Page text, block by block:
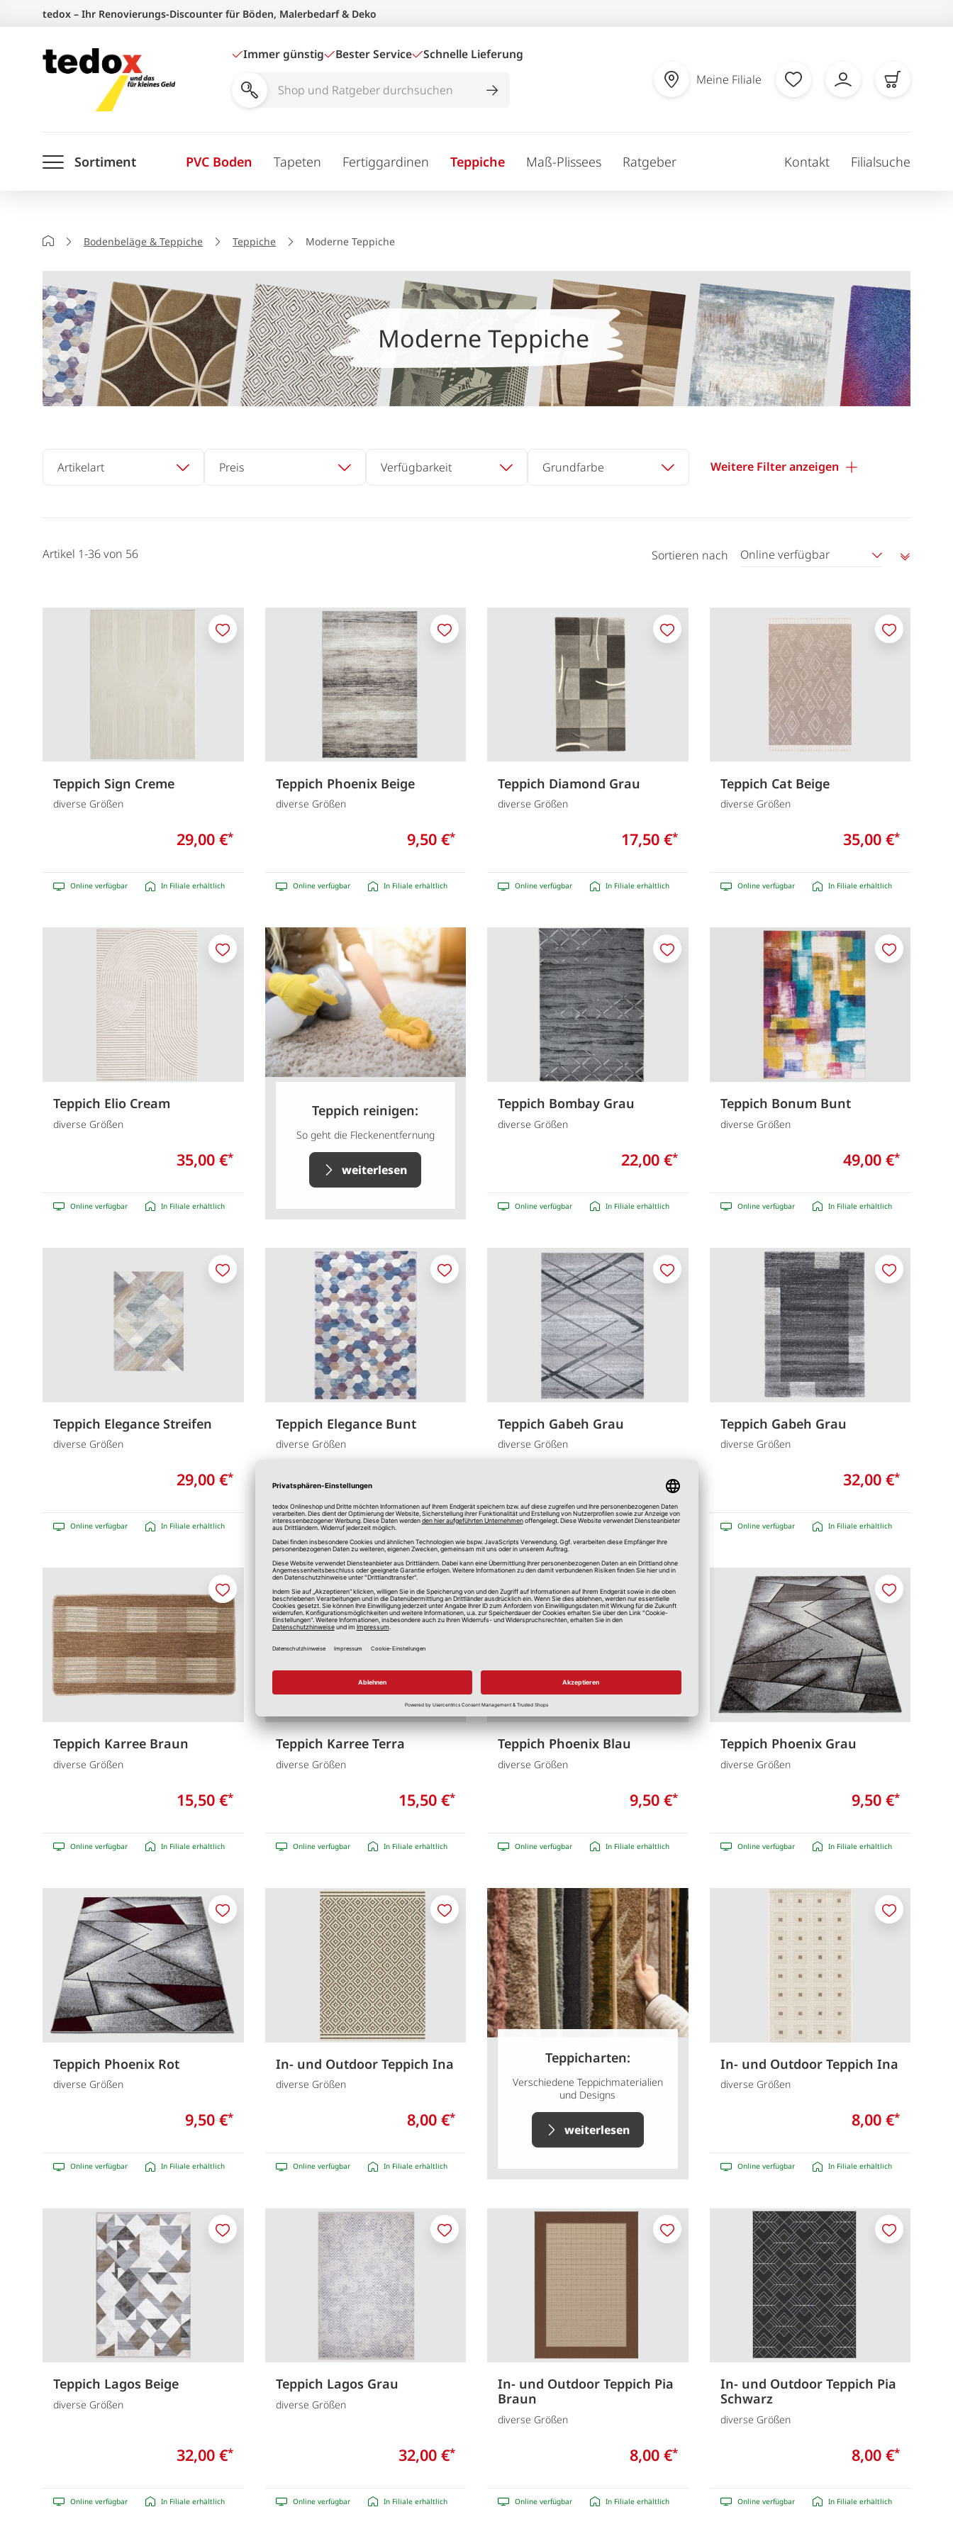
springen
tedox – Ihr Renovierungs-Discounter für Böden, Malerbedarf & Deko
Immer günstig Bester Service Schnelle Lieferung
Shop
durchsuchen
Meine Filiale
Sortiment PVC Boden Tapeten Fertiggardinen Teppiche Maß-Plissees Ratgeber Kontakt Filialsuche
StartseiteBodenbeläge & Teppiche Teppiche Moderne Teppiche
Moderne Teppiche
Artikelart Preis Verfügbarkeit Grundfarbe Weitere Filter anzeigen
Artikel 1-36von 56 Sortieren nach Online verfügbar
Teppich Sign Creme
diverse Größen
29,00 €*
Online verfügbar In Filiale erhältlich
Merken
Teppich Phoenix Beige
diverse Größen
9,50 €*
Online verfügbar In Filiale erhältlich
Merken
Teppich Diamond Grau
diverse Größen
17,50 €*
Online verfügbar In Filiale erhältlich
Merken
Teppich Cat Beige
diverse Größen
35,00 €*
Online verfügbar In Filiale erhältlich
Merken
Teppich Elio Cream
diverse Größen
35,00 €*
Online verfügbar In Filiale erhältlich
Merken
Teppich reinigen:
So geht die Fleckenentfernung
weiterlesen
Teppich Bombay Grau
diverse Größen
22,00 €*
Online verfügbar In Filiale erhältlich
Merken
Teppich Bonum Bunt
diverse Größen
49,00 €*
Online verfügbar In Filiale erhältlich
Merken
Teppich Elegance Streifen
diverse Größen
29,00 €*
Online verfügbar In Filiale erhältlich
Merken
Teppich Elegance Bunt
diverse Größen
Online verfügbar In Filiale erhältlich
Merken
Teppich Gabeh Grau
diverse Größen
32,00 €*
Online verfügbar In Filiale erhältlich
Merken
Teppich Gabeh Grau
diverse Größen
32,00 €*
Online verfügbar In Filiale erhältlich
Merken
Teppich Karree Braun
diverse Größen
15,50 €*
Online verfügbar In Filiale erhältlich
Merken
Teppich Karree Terra
diverse Größen
15,50 €*
Online verfügbar In Filiale erhältlich
Merken
Teppich Phoenix Blau
diverse Größen
9,50 €*
Online verfügbar In Filiale erhältlich
Merken
Teppich Phoenix Grau
diverse Größen
9,50 €*
Online verfügbar In Filiale erhältlich
Merken
Teppich Phoenix Rot
diverse Größen
9,50 €*
Online verfügbar In Filiale erhältlich
Merken
In- und Outdoor Teppich Ina
diverse Größen
8,00 €*
Online verfügbar In Filiale erhältlich
Merken
Teppicharten:
Verschiedene Teppichmaterialien
und Designs
weiterlesen
In- und Outdoor Teppich Ina
diverse Größen
8,00 €*
Online verfügbar In Filiale erhältlich
Merken
Teppich Lagos Beige
diverse Größen
32,00 €*
Online verfügbar In Filiale erhältlich
Merken
Teppich Lagos Grau
diverse Größen
32,00 €*
Online verfügbar In Filiale erhältlich
Merken
In- und Outdoor Teppich Pia
Braun
diverse Größen
8,00 €*
Online verfügbar In Filiale erhältlich
Merken
In- und Outdoor Teppich Pia
Schwarz
diverse Größen
8,00 €*
Online verfügbar In Filiale erhältlich
Merken